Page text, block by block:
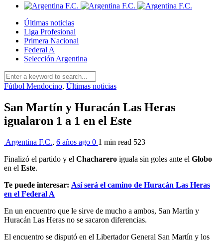
Últimas noticias
Liga Profesional
Primera Nacional
Federal A
Selección Argentina
Fútbol Mendocino, Últimas noticias
San Martín y Huracán Las Heras
igualaron 1 a 1 en el Este
Argentina F.C., 6 años ago 0 1 min read 523
Finalizó el partido y el Chacharero iguala sin goles ante el Globo
en el Este.
Te puede interesar: Así será el camino de Huracán Las Heras
en el Federal A
En un encuentro que le sirve de mucho a ambos, San Martín y
Huracán Las Heras no se sacaron diferencias.
El encuentro se disputó en el Libertador General San Martín y los